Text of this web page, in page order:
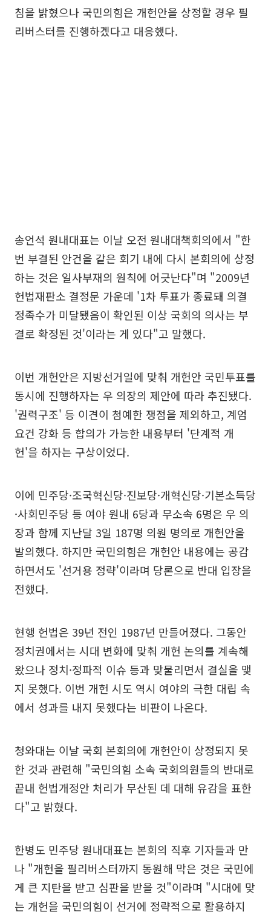
침을 밝혔으나 국민의힘은 개헌안을 상정할 경우 필
리버스터를 진행하겠다고 대응했다.
송언석 원내대표는 이날 오전 원내대책회의에서 "한
번 부결된 안건을 같은 회기 내에 다시 본회의에 상정
하는 것은 일사부재의 원칙에 어긋난다"며 "2009년
헌법재판소 결정문 가운데 '1차 투표가 종료돼 의결
정족수가 미달됐음이 확인된 이상 국회의 의사는 부
결로 확정된 것'이라는 게 있다"고 말했다.
이번 개헌안은 지방선거일에 맞춰 개헌안 국민투표를
동시에 진행하자는 우 의장의 제안에 따라 추진됐다.
'권력구조' 등 이견이 첨예한 쟁점을 제외하고, 계엄
요건 강화 등 합의가 가능한 내용부터 '단계적 개
헌'을 하자는 구상이었다.
이에 민주당·조국혁신당·진보당·개혁신당·기본소득당
·사회민주당 등 여야 원내 6당과 무소속 6명은 우 의
장과 함께 지난달 3일 187명 의원 명의로 개헌안을
발의했다. 하지만 국민의힘은 개헌안 내용에는 공감
하면서도 '선거용 정략'이라며 당론으로 반대 입장을
전했다.
현행 헌법은 39년 전인 1987년 만들어졌다. 그동안
정치권에서는 시대 변화에 맞춰 개헌 논의를 계속해
왔으나 정치·정파적 이슈 등과 맞물리면서 결실을 맺
지 못했다. 이번 개헌 시도 역시 여야의 극한 대립 속
에서 성과를 내지 못했다는 비판이 나온다.
청와대는 이날 국회 본회의에 개헌안이 상정되지 못
한 것과 관련해 "국민의힘 소속 국회의원들의 반대로
끝내 헌법개정안 처리가 무산된 데 대해 유감을 표한
다"고 밝혔다.
한병도 민주당 원내대표는 본회의 직후 기자들과 만
나 "개헌을 필리버스터까지 동원해 막은 것은 국민에
게 큰 지탄을 받고 심판을 받을 것"이라며 "시대에 맞
는 개헌을 국민의힘이 선거에 정략적으로 활용하지